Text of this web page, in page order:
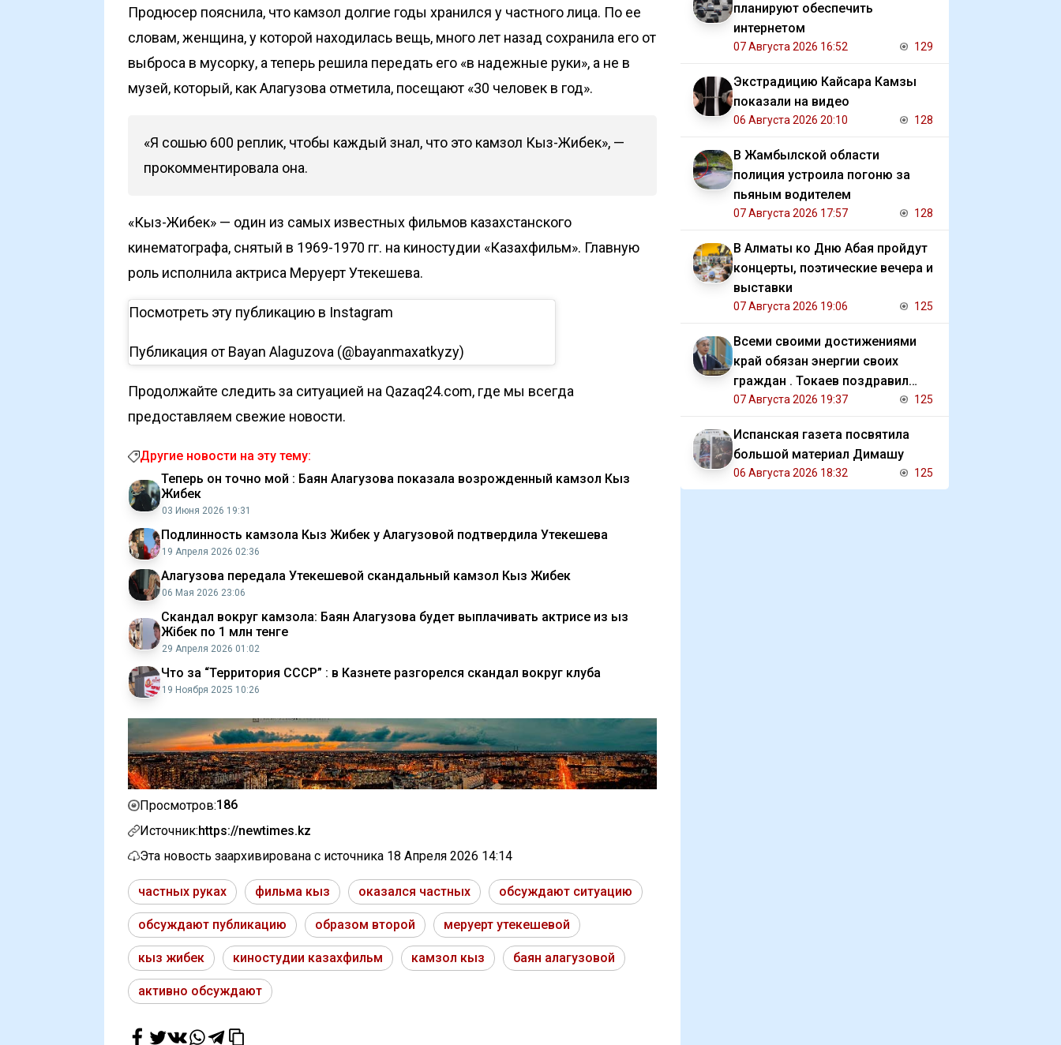
Продюсер пояснила, что камзол долгие годы хранился у частного лица. По ее
словам, женщина, у которой находилась вещь, много лет назад сохранила его от
выброса в мусорку, а теперь решила передать его «в надежные руки», а не в
музей, который, как Алагузова отметила, посещают «30 человек в год».
«Я сошью 600 реплик, чтобы каждый знал, что это камзол Кыз-Жибек», —
прокомментировала она.
«Кыз-Жибек» — один из самых известных фильмов казахстанского
кинематографа, снятый в 1969-1970 гг. на киностудии «Казахфильм». Главную
роль исполнила актриса Меруерт Утекешева.
Посмотреть эту публикацию в Instagram
Публикация от Bayan Alaguzova (@bayanmaxatkyzy)
Продолжайте следить за ситуацией на Qazaq24.com, где мы всегда
предоставляем свежие новости.
Другие новости на эту тему:
Теперь он точно мой : Баян Алагузова показала возрожденный камзол Кыз
Жибек
03 Июня 2026 19:31
Подлинность камзола Кыз Жибек у Алагузовой подтвердила Утекешева
19 Апреля 2026 02:36
Алагузова передала Утекешевой скандальный камзол Кыз Жибек
06 Мая 2026 23:06
Скандал вокруг камзола: Баян Алагузова будет выплачивать актрисе из Қыз
Жібек по 1 млн тенге
29 Апреля 2026 01:02
Что за “Территория СССР” : в Казнете разгорелся скандал вокруг клуба
19 Ноября 2025 10:26
Просмотров:186
Источник:https://newtimes.kz
Эта новость заархивирована с источника 18 Апреля 2026 14:14
частных руках фильма кыз оказался частных обсуждают ситуацию
обсуждают публикацию образом второй меруерт утекешевой
кыз жибек киностудии казахфильм камзол кыз баян алагузовой
активно обсуждают
планируют обеспечить
интернетом
07 Августа 2026 16:52 129
Экстрадицию Кайсара Камзы
показали на видео
06 Августа 2026 20:10 128
В Жамбылской области
полиция устроила погоню за
пьяным водителем
07 Августа 2026 17:57 128
В Алматы ко Дню Абая пройдут
концерты, поэтические вечера и
выставки
07 Августа 2026 19:06 125
Всеми своими достижениями
край обязан энергии своих
граждан . Токаев поздравил
жителей СКО с 90 летием
07 Августа 2026 19:37 125
Испанская газета посвятила
большой материал Димашу
06 Августа 2026 18:32 125